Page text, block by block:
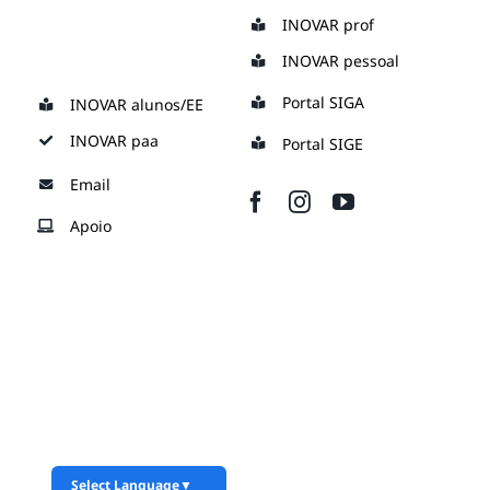
content
INOVAR prof
INOVAR pessoal
INOVAR alunos/EE
INOVAR paa
Portal SIGA
Portal SIGE
Email
Apoio
Select Language▼